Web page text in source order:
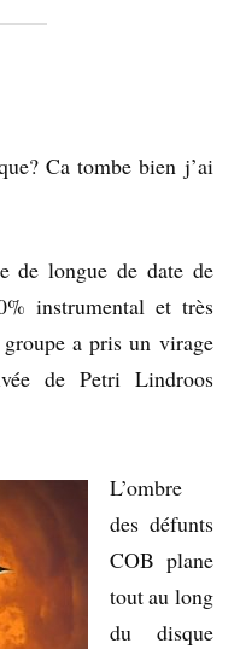
Ca tombe bien j’ai
de longue de date de
instrumental et très
a pris un virage
de Petri Lindroos
L’ombre
des défunts
COB plane
tout au long
du disque